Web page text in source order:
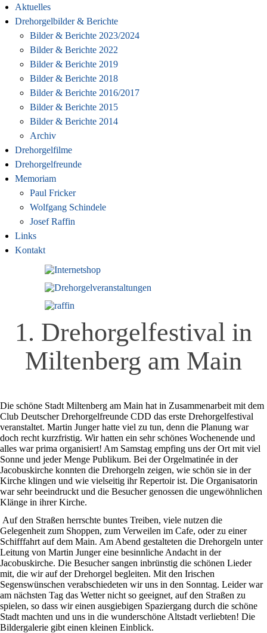
Aktuelles
Drehorgelbilder & Berichte
Bilder & Berichte 2023/2024
Bilder & Berichte 2022
Bilder & Berichte 2019
Bilder & Berichte 2018
Bilder & Berichte 2016/2017
Bilder & Berichte 2015
Bilder & Berichte 2014
Archiv
Drehorgelfilme
Drehorgelfreunde
Memoriam
Paul Fricker
Wolfgang Schindele
Josef Raffin
Links
Kontakt
1. Drehorgelfestival in
Miltenberg am Main
Die schöne Stadt Miltenberg am Main hat in Zusammenarbeit mit dem
Club Deutscher Drehorgelfreunde CDD das erste Drehorgelfestival
veranstaltet. Martin Junger hatte viel zu tun, denn die Planung war
doch recht kurzfristig. Wir hatten ein sehr schönes Wochenende und
alles war prima organisiert! Am Samstag empfing uns der Ort mit viel
Sonne und jeder Menge Publikum. Bei der Orgelmatinée in der
Jacobuskirche konnten die Drehorgeln zeigen, wie schön sie in der
Kirche klingen und wie vielseitig ihr Repertoir ist. Die Organisatorin
war sehr beeindruckt und die Besucher genossen die ungewöhnlichen
Klänge in ihrer Kirche.
Auf den Straßen herrschte buntes Treiben, viele nutzen die
Gelegenheit zum Shoppen, zum Verweilen im Cafe, oder zu einer
Schifffahrt auf dem Main. Am Abend gestalteten die Drehorgeln unter
Leitung von Martin Junger eine besinnliche Andacht in der
Jacobuskirche. Die Besucher sangen inbrünstig die schönen Lieder
mit, die wir auf der Drehorgel begleiten. Mit den Irischen
Segenswünschen verabschiedeten wir uns in den Sonntag. Leider war
am nächsten Tag das Wetter nicht so geeignet, auf den Straßen zu
spielen, so dass wir einen ausgiebigen Spaziergang durch die schöne
Stadt machten und uns in die wunderschöne Altstadt verliebten! Die
Bildergalerie gibt einen kleinen Einblick.